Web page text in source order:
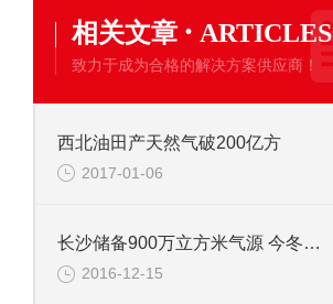
相关文章 · ARTICLES
致力于成为合格的解决方案供应商！
西北油田产天然气破200亿方
2017-01-06
长沙储备900万立方米气源 今冬不惧“气荒”
2016-12-15